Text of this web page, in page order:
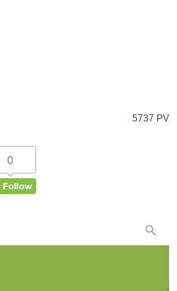
5737 PV
0